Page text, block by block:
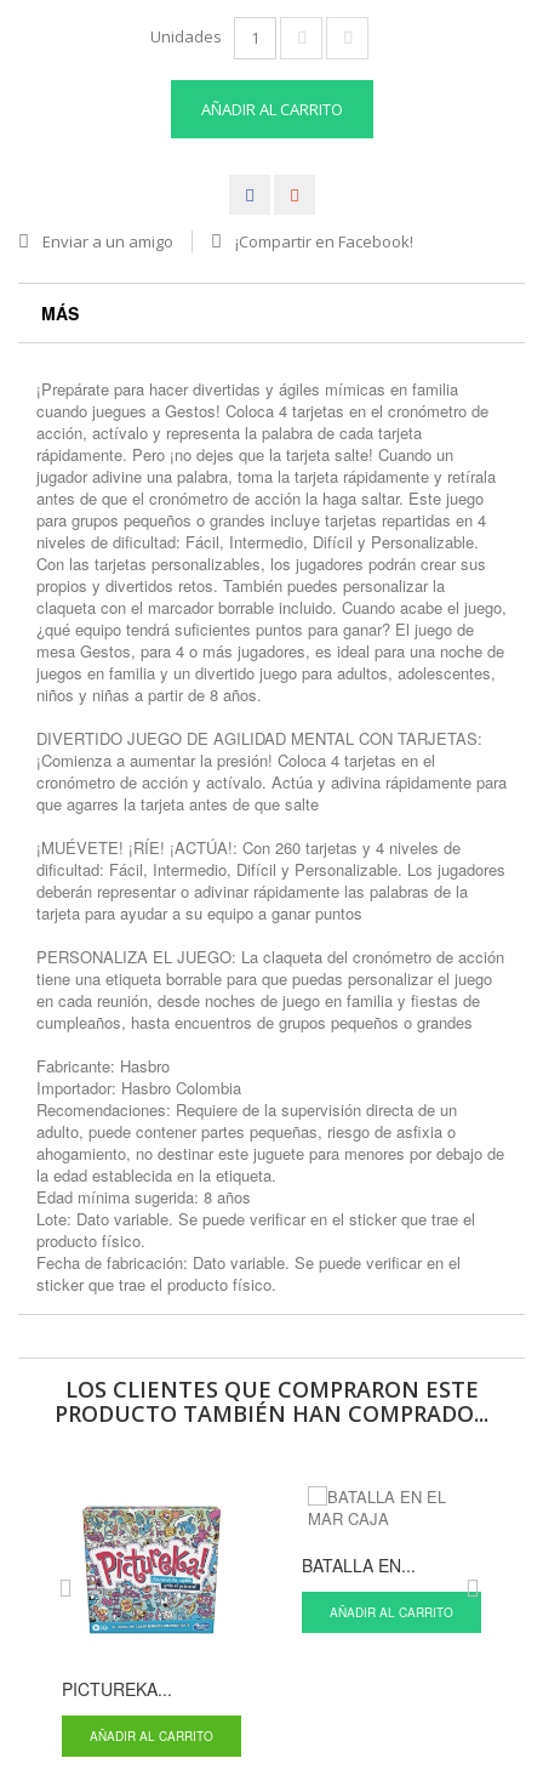
Unidades
AÑADIR AL CARRITO
Enviar a un amigo ¡Compartir en Facebook!
MÁS
¡Prepárate para hacer divertidas y ágiles mímicas en familia
cuando juegues a Gestos! Coloca 4 tarjetas en el cronómetro de
acción, actívalo y representa la palabra de cada tarjeta
rápidamente. Pero ¡no dejes que la tarjeta salte! Cuando un
jugador adivine una palabra, toma la tarjeta rápidamente y retírala
antes de que el cronómetro de acción la haga saltar. Este juego
para grupos pequeños o grandes incluye tarjetas repartidas en 4
niveles de dificultad: Fácil, Intermedio, Difícil y Personalizable.
Con las tarjetas personalizables, los jugadores podrán crear sus
propios y divertidos retos. También puedes personalizar la
claqueta con el marcador borrable incluido. Cuando acabe el juego,
¿qué equipo tendrá suficientes puntos para ganar? El juego de
mesa Gestos, para 4 o más jugadores, es ideal para una noche de
juegos en familia y un divertido juego para adultos, adolescentes,
niños y niñas a partir de 8 años.
DIVERTIDO JUEGO DE AGILIDAD MENTAL CON TARJETAS:
¡Comienza a aumentar la presión! Coloca 4 tarjetas en el
cronómetro de acción y actívalo. Actúa y adivina rápidamente para
que agarres la tarjeta antes de que salte
¡MUÉVETE! ¡RÍE! ¡ACTÚA!: Con 260 tarjetas y 4 niveles de
dificultad: Fácil, Intermedio, Difícil y Personalizable. Los jugadores
deberán representar o adivinar rápidamente las palabras de la
tarjeta para ayudar a su equipo a ganar puntos
PERSONALIZA EL JUEGO: La claqueta del cronómetro de acción
tiene una etiqueta borrable para que puedas personalizar el juego
en cada reunión, desde noches de juego en familia y fiestas de
cumpleaños, hasta encuentros de grupos pequeños o grandes
Fabricante: Hasbro
Importador: Hasbro Colombia
Recomendaciones: Requiere de la supervisión directa de un
adulto, puede contener partes pequeñas, riesgo de asfixia o
ahogamiento, no destinar este juguete para menores por debajo de
la edad establecida en la etiqueta.
Edad mínima sugerida: 8 años
Lote: Dato variable. Se puede verificar en el sticker que trae el
producto físico.
Fecha de fabricación: Dato variable. Se puede verificar en el
sticker que trae el producto físico.
LOS CLIENTES QUE COMPRARON ESTE
PRODUCTO TAMBIÉN HAN COMPRADO...
PICTUREKA...
AÑADIR AL CARRITO
BATALLA EN...
AÑADIR AL CARRITO